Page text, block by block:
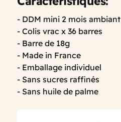
- DDM mini 2 mois ambiant
- Colis vrac x 36 barres
- Barre de 18g
- Made in France
- Emballage individuel
- Sans sucres raffinés
- Sans huile de palme